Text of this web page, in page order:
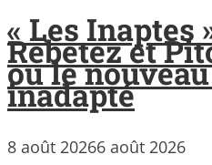
« Les Inaptes
Rebetez et
ou le
inadapté
8 août 20266 août 2026